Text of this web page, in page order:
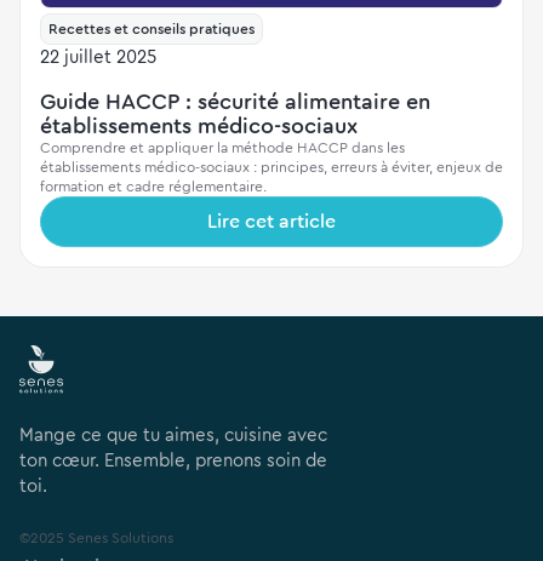
Recettes et conseils pratiques
22 juillet 2025
Guide HACCP : sécurité alimentaire en
établissements médico-sociaux
Comprendre et appliquer la méthode HACCP dans les
établissements médico-sociaux : principes, erreurs à éviter, enjeux de
formation et cadre réglementaire.
Lire cet article
Mange ce que tu aimes, cuisine avec
ton cœur. Ensemble, prenons soin de
toi.
©2025 Senes Solutions